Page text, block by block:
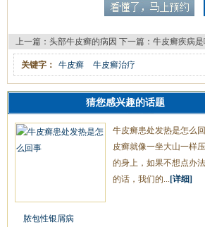
上一篇： 头部牛皮癣的病因 下一篇： 牛皮癣疾病
关键字： 牛皮癣 牛皮癣治疗
猜您感兴趣的话题
牛皮癣患处发热是怎么
皮癣就像一坐大山一样
的身上，如果不想点办
的话，我们的... [详细]
脓包性银屑病